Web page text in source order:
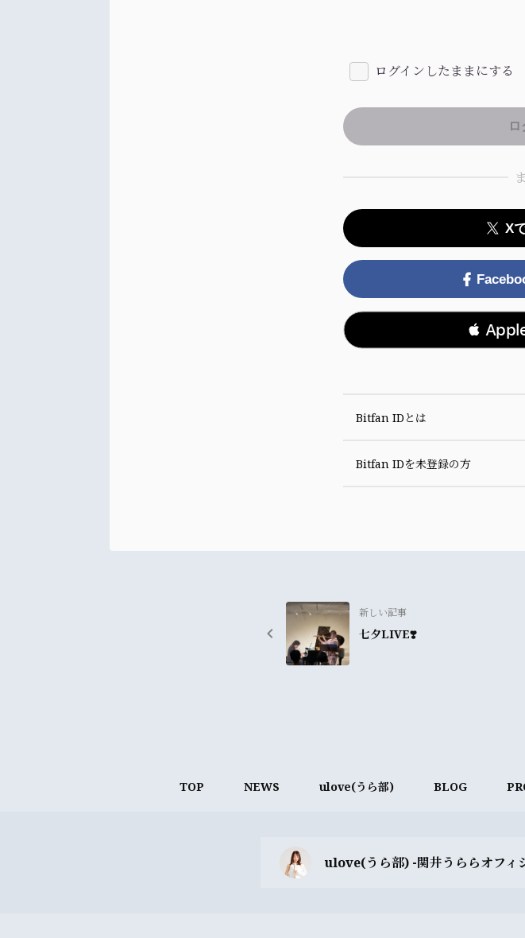
ログインしたままにする
X
 Apple
Bitfan IDとは
Bitfan IDを未登録の方
新しい記事
七夕LIVE❣️
TOP NEWS ulove(うら部) BLOG
ulove(うら部) -関井うららオフィ